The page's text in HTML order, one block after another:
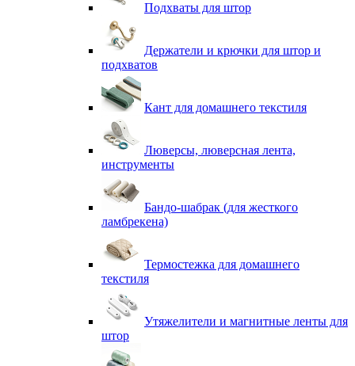
Подхваты для штор
Держатели и крючки для штор и
подхватов
Кант для домашнего текстиля
Люверсы, люверсная лента,
инструменты
Бандо-шабрак (для жесткого
ламбрекена)
Термостежка для домашнего
текстиля
Утяжелители и магнитные ленты для
штор